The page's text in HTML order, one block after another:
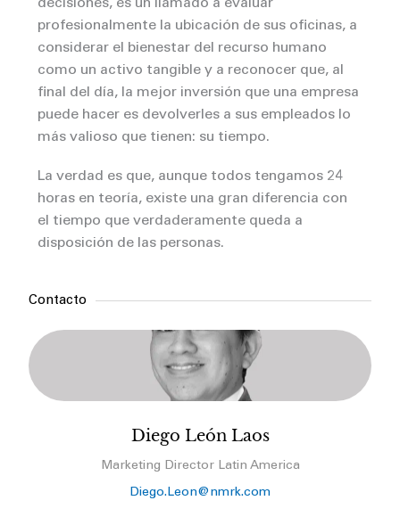
decisiones, es un llamado a evaluar
profesionalmente la ubicación de sus oficinas, a
considerar el bienestar del recurso humano
como un activo tangible y a reconocer que, al
final del día, la mejor inversión que una empresa
puede hacer es devolverles a sus empleados lo
más valioso que tienen: su tiempo.
La verdad es que, aunque todos tengamos 24
horas en teoría, existe una gran diferencia con
el tiempo que verdaderamente queda a
disposición de las personas.
Contacto
Diego León Laos
Marketing Director Latin America
Diego.Leon@nmrk.com